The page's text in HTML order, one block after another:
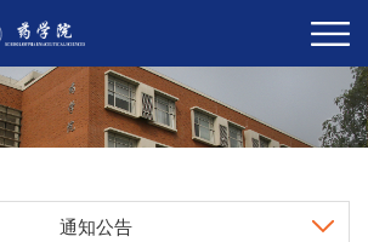
通知公告